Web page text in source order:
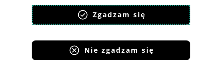
polityka plików cookies
polityka ochrony prywatności
Zgadzam się
Nie zgadzam się
Korzystanie z serwisu oznacza akceptacjęregulaminu